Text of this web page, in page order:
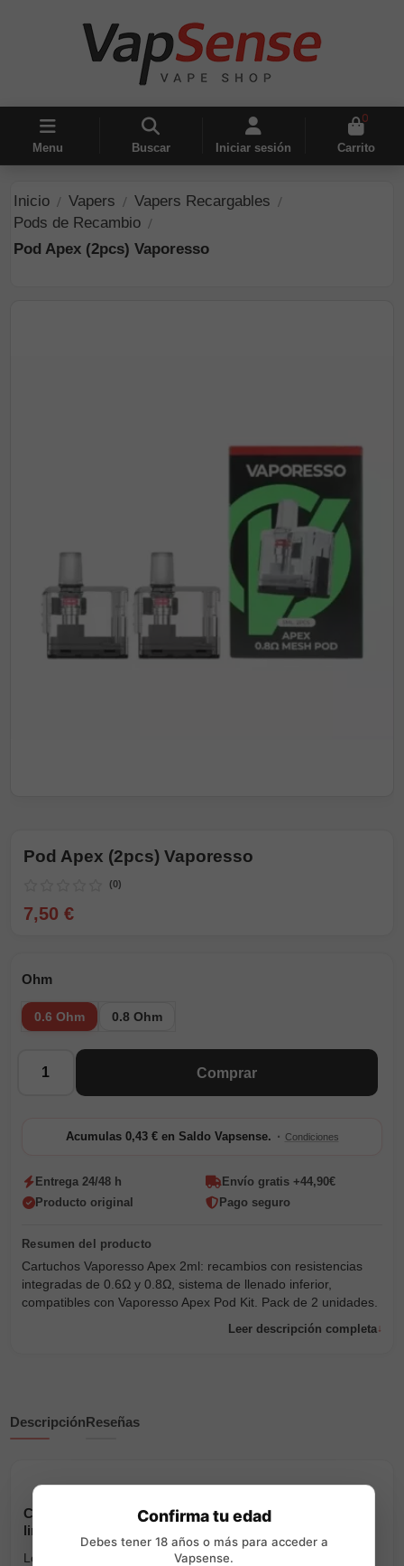
Menu Buscar Iniciar sesión
0
Carrito
Inicio Vapers
Vapers Recargables
Pods de Recambio
Pod Apex (2pcs) Vaporesso
Pod Apex (2pcs) Vaporesso
(0)
7,50 €
Ohm
0.6 Ohm 0.8 Ohm
Comprar
Acumulas 0,43 € en Saldo Vapsense. · Condiciones
Entrega 24/48 h
Envío gratis +44,90€
Producto original
Pago seguro
Cartuchos Vaporesso Apex 2ml: recambios con resistencias
integradas de 0.6Ω y 0.8Ω, sistema de llenado inferior,
compatibles con Vaporesso Apex Pod Kit. Pack de 2 unidades.
Leer descripción completa
DescripciónReseñas
Cartuchos de Recambio Vaporesso Apex 2ml – Sabor
limpio y vapeo sin fugas
Los
cartuchos de recambio Vaporesso Apex
Confirma tu edad
Debes tener 18 años o más para acceder a
Vapsense.